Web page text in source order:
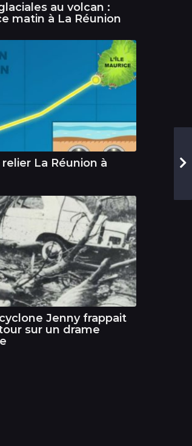
au volcan :
matin à La Réunion
La Réunion à
Jenny frappait
sur un drame